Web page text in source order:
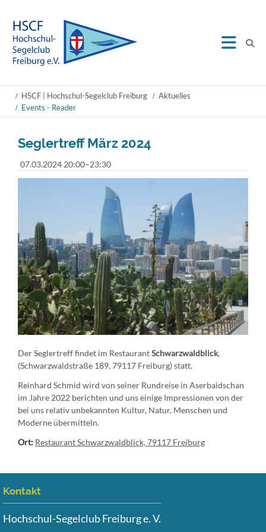
HSCF | Hochschul-Segelclub Freiburg
Aktuelles
Events - Reader
Seglertreff März 2024
07.03.2024 20:00–23:30
Der Seglertreff findet im RestaurantSchwarzwaldblick,
(Schwarzwaldstraße 189, 79117 Freiburg) statt.
Reinhard Schmid wird von seiner Rundreise in Aserbaidschan
im Jahre 2022 berichten und uns einige Impressionen von der
bei uns relativ unbekannten Kultur, Natur, Menschen und
Moderne übermitteln.
Ort: Restaurant Schwarzwaldblick, 79117 Freiburg
Kontakt
Hochschul-Segelclub Freiburg e. V.